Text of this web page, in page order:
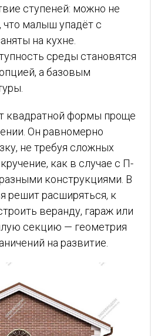
ступеней: можно не
что малыш упадёт с
на кухне.
среды становятся
а базовым
квадратной формы проще
Он равномерно
не требуя сложных
как в случае с П-
конструкциями. В
решит расширяться, к
веранду, гараж или
секцию — геометрия
на развитие.